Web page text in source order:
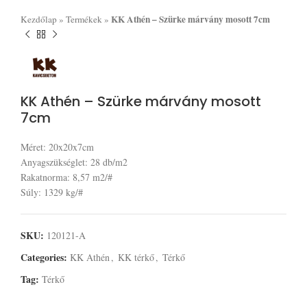
Kezdőlap » Termékek » KK Athén – Szürke márvány mosott 7cm
KK Athén – Szürke márvány mosott
7cm
Méret: 20x20x7cm
Anyagszükséglet: 28 db/m2
Rakatnorma: 8,57 m2/#
Súly: 1329 kg/#
SKU: 120121-A
Categories: KK Athén, KK térkő, Térkő
Tag: Térkő